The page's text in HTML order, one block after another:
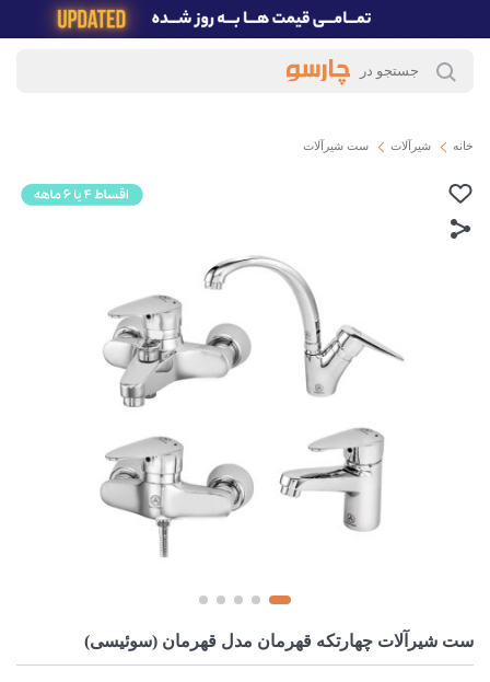
خانه شیرآلات ست شیرآلات
ست شیرآلات چهارتکه قهرمان مدل قهرمان (سوئیسی)